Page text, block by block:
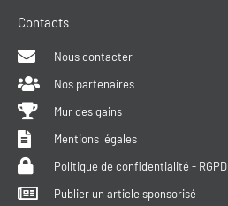
Contacts
Nous contacter
Nos partenaires
Mur des gains
Mentions légales
Politique de confidentialité - RGPD
Publier un article sponsorisé